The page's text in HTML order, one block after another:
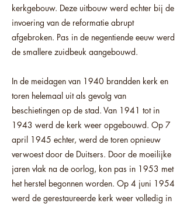
kerkgebouw. Deze uitbouw werd echter bij de
invoering van de reformatie abrupt
afgebroken. Pas in de negentiende eeuw werd
de smallere zuidbeuk aangebouwd.
In de meidagen van 1940 brandden kerk en
toren helemaal uit als gevolg van
beschietingen op de stad. Van 1941 tot in
1943 werd de kerk weer opgebouwd. Op 7
april 1945 echter, werd de toren opnieuw
verwoest door de Duitsers. Door de moeilijke
jaren vlak na de oorlog, kon pas in 1953 met
het herstel begonnen worden. Op 4 juni 1954
werd de gerestaureerde kerk weer volledig in